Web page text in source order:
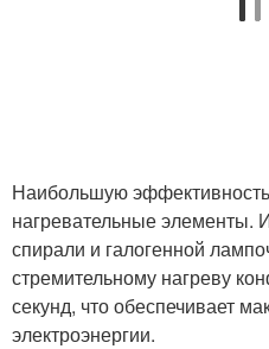
Наибольшую
нагревательные элементы.
спирали и галогенной
стремительному нагреву
секунд, что обеспечивает
электроэнергии.